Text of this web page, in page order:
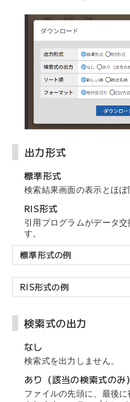
出力形式
標準形式
検索結果画面の表示とほぼ
RIS形式
引用プログラムがデータ
す。
標準形式の例
RIS形式の例
検索式の出力
なし
検索式を出力しません。
あり（該当の検索式のみ）
ファイルの先頭に、最後